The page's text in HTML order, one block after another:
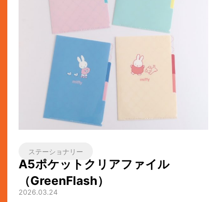
ステーショナリー
A5ポケットクリアファイル
（GreenFlash）
2026.03.24